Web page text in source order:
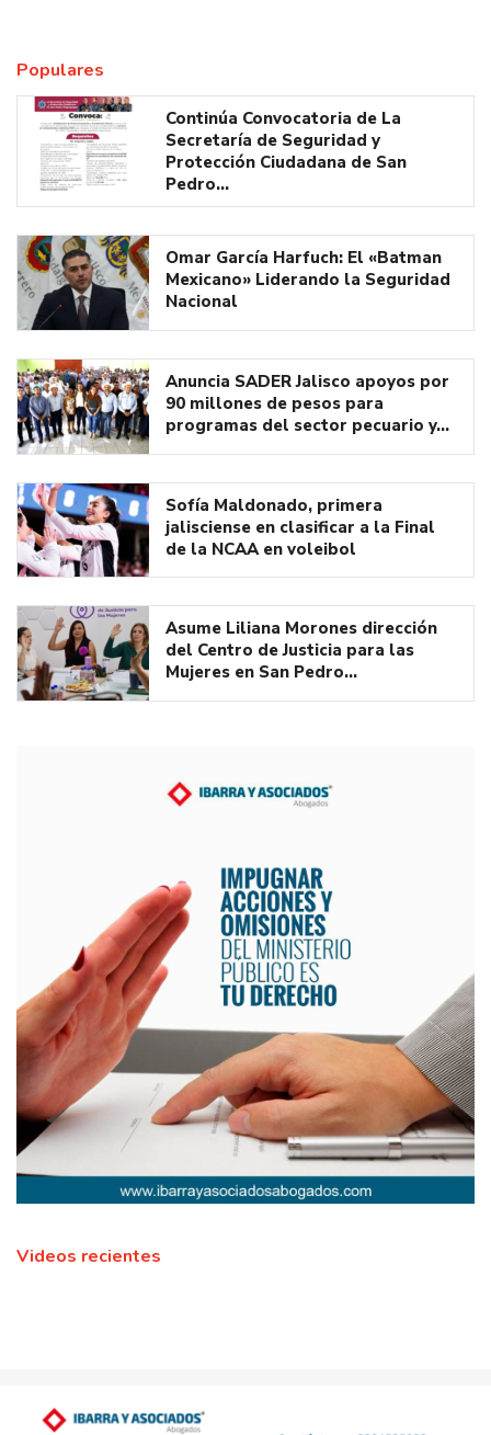
Populares
Continúa Convocatoria de La
Secretaría de Seguridad y
Protección Ciudadana de San
Pedro…
Omar García Harfuch: El «Batman
Mexicano» Liderando la Seguridad
Nacional
Anuncia SADER Jalisco apoyos por
90 millones de pesos para
programas del sector pecuario y…
Sofía Maldonado, primera
jalisciense en clasificar a la Final
de la NCAA en voleibol
Asume Liliana Morones dirección
del Centro de Justicia para las
Mujeres en San Pedro…
Videos recientes